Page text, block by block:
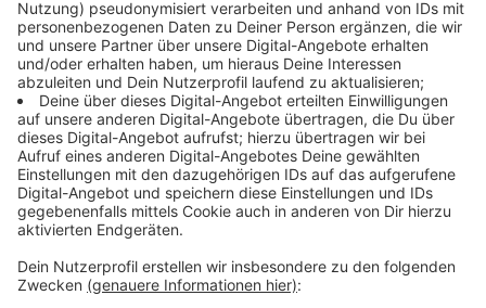
drei Millionen Euro sind einmalig nötig, um die
Schaltzentrale für das neue System aufzustellen.
Dabei geht es etwa um Software und Technik in den
Rettungswagen. Wird keine Einigung erzielt, könnten
die beteiligten Städte und Kreise die Summe selber
zahlen müssen.
Anzeige
Telenotarzt hat Einblick in alle Details